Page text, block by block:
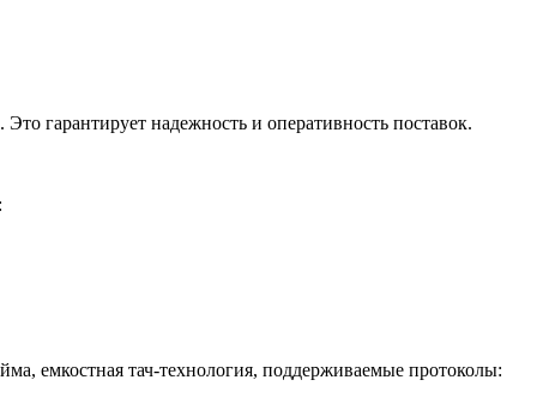
гарантирует надежность и оперативность поставок.
емкостная тач-технология, поддерживаемые протоколы: